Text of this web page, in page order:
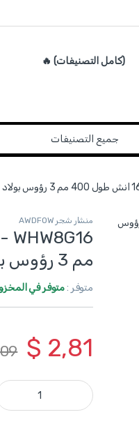
(كامل التصنيفات) 🔥
منشار شجر AWDFOW
مم 3 رؤوس بولاد 65مم ماركة WADFOW
متوفر :متوفر في
$ 2,81
WHW8G16 - منشار خشب 16 انش طول 400 مم 3 رؤوس بولاد 65مم ماركة WADFOW quantity